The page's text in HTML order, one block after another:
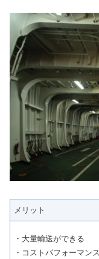
メリット
・大量輸送ができる
・コストパフォーマン